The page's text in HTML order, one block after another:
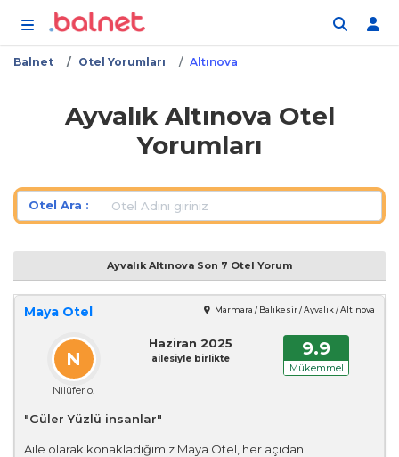
Balnet Otel Yorumları Altınova
Ayvalık Altınova Otel
Yorumları
Otel Ara :
Ayvalık Altınova Son 7 Otel Yorum
Maya Otel Marmara / Balıkesir / Ayvalık / Altınova
N
Nilüfer o.
Haziran 2025
ailesiyle birlikte 9.9
Mükemmel
"Güler Yüzlü insanlar"
Aile olarak konakladığımız Maya Otel, her açıdan